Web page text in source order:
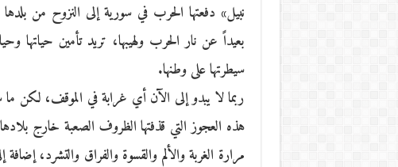
نبيل» دفعتها الحرب في سورية إلى النزوح من
بعيداً عن نار الحرب ولهيبها، تريد تأمين حياتها
سيطرتها على وطنها.
ربما لا يبدو إلى الآن أي غرابة في الموقف، لكن
هذه العجوز التي قذفتها الظروف الصعبة خارج
مرارة الغربة والألم والقسوة والفراق والتشرد،